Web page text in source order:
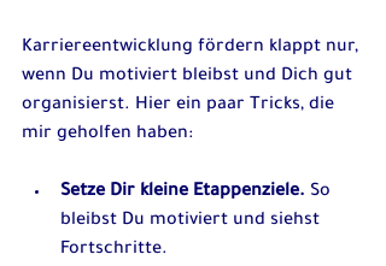
Karriereentwicklung fördern klappt nur,
wenn Du motiviert bleibst und Dich gut
organisierst. Hier ein paar Tricks, die
mir geholfen haben:
Setze Dir kleine Etappenziele. So
bleibst Du motiviert und siehst
Fortschritte.